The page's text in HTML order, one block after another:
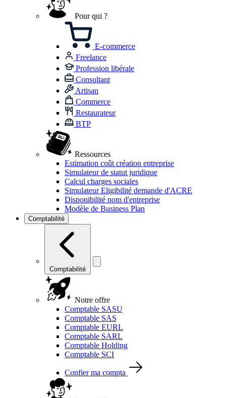
Pour qui ?
E-commerce
Freelance
Profession libérale
Consultant
Artisan
Commerce
Restaurateur
BTP
Ressources
Estimation coût création entreprise
Simulateur de statut juridique
Calcul charges sociales
Simulateur Eligibilité demande d'ACRE
Disponibilité nom d'entreprise
Modèle de Business Plan
Comptabilité
Comptabilité
Notre offre
Comptable SASU
Comptable SAS
Comptable EURL
Comptable SARL
Comptable Holding
Comptable SCI
Confier ma compta